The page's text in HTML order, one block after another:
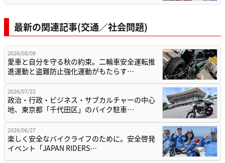
最新の関連記事(交通／社会問題)
2026/08/08
愛車と自分を守る秋の約束。二輪車安全運転推
進運動と盗難防止強化運動がもたらす…
2026/07/22
政治・行政・ビジネス・サブカルチャーの中心
地、東京都「千代田区」のバイク駐車…
2026/06/27
楽しく安全なバイクライフのために。安全啓発
イベント「JAPAN RIDERS…